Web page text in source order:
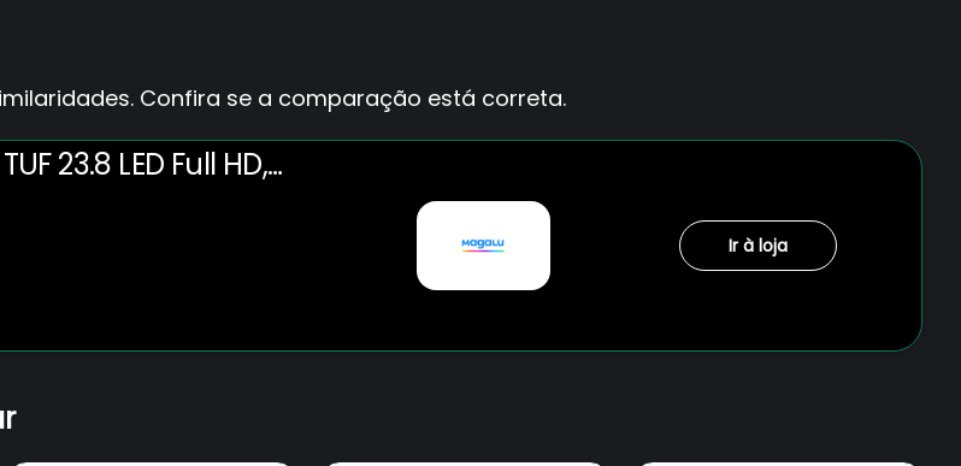
Confira se a comparação está correta.
23.8 LED Full HD,
Integrado, Extreme
Ir à loja